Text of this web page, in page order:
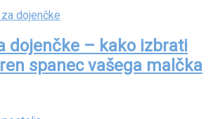
dojenčke – kako izbrati
spanec vašega malčka